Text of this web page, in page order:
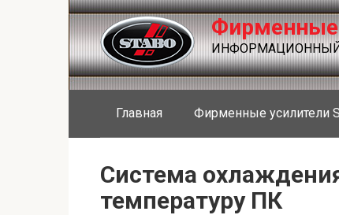
Фирменные
ИНФОРМАЦИОННЫЙ
Главная Фирменные усилители
Система
температуру ПК